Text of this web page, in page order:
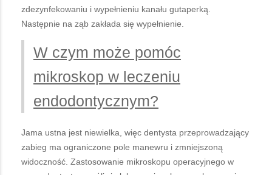
zdezynfekowaniu i wypełnieniu kanału gutaperką.
Następnie na ząb zakłada się wypełnienie.
W czym może pomóc
mikroskop w leczeniu
endodontycznym?
Jama ustna jest niewielka, więc dentysta przeprowadzający
zabieg ma ograniczone pole manewru i zmniejszoną
widoczność. Zastosowanie mikroskopu operacyjnego w